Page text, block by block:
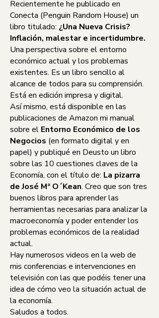
Recientemente he publicado en
Conecta (Penguin Random House) un
libro titulado: ¿Una Nueva Crisis?
Inflación, malestar e incertidumbre.
Una perspectiva sobre el entorno
económico actual y los problemas
existentes. Es un libro sencillo al
alcance de todos para su comprensión.
Está en edición impresa y digital.
Así mismo, está disponible en las
publicaciones de Amazon mi manual
sobre el Entorno Económico de los
Negocios (en formato digital y en
papel) y publiqué en Deusto un libro
sobre las 10 cuestiones claves de la
Economía, con el título de: La pizarra
de José Mª O´Kean. Creo que son tres
buenos libros para aprender las
herramientas necesarias para analizar la
macroeconomía y poder entender los
problemas económicos de la realidad
actual.
Hay numerosos videos en la web de
mis conferencias e intervenciones en
televisión con las que podéis tener una
idea de cómo veo la situación actual de
la economía.
Saludos a todos.